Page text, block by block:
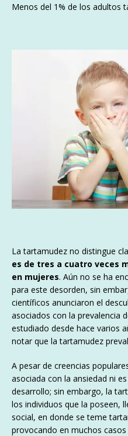
Menos del 1% de los adultos
La tartamudez no distingue
es de tres a cuatro veces
en mujeres. Aún no se ha
para este desorden, sin
científicos anunciaron el
asociados con la prevalencia
estudiado desde hace varios
notar que la tartamudez
A pesar de creencias
asociada con la ansiedad ni
desarrollo; sin embargo, la
los individuos que la poseen,
social, en donde se teme
provocando en muchos